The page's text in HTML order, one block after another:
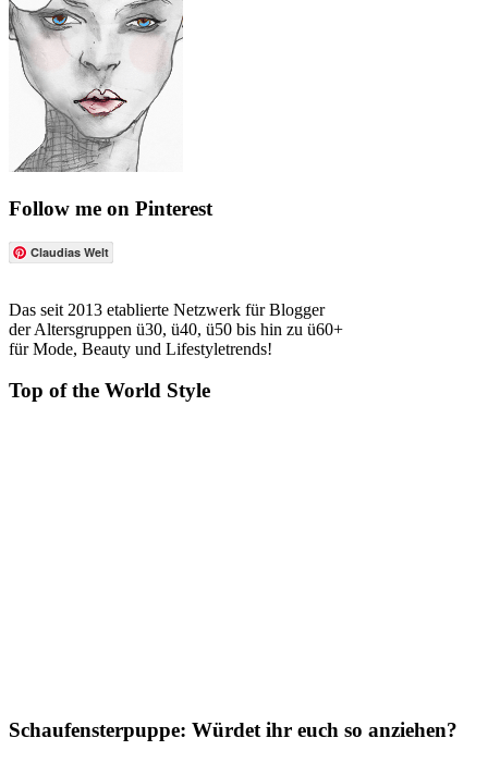
Follow me on Pinterest
Claudias Welt
Das seit 2013 etablierte Netzwerk für Blogger
der Altersgruppen ü30, ü40, ü50 bis hin zu ü60+
für Mode, Beauty und Lifestyletrends!
Top of the World Style
Schaufensterpuppe: Würdet ihr euch so anziehen?